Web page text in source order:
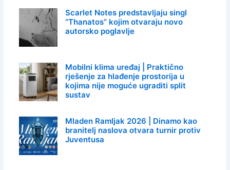
Scarlet Notes predstavljaju singl
“Thanatos” kojim otvaraju novo
autorsko poglavlje
Mobilni klima uređaj | Praktično
rješenje za hlađenje prostorija u
kojima nije moguće ugraditi split
sustav
Mladen Ramljak 2026 | Dinamo kao
branitelj naslova otvara turnir protiv
Juventusa